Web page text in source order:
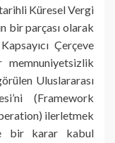
Küresel Vergi
bir parçası olarak
Çerçeve
memnuniyetsizlik
Uluslararası
(Framework
ilerletmek
bir karar kabul